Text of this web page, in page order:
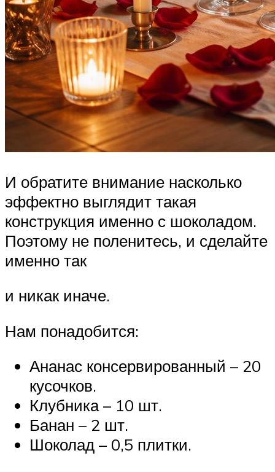
И обратите внимание насколько
эффектно выглядит такая
конструкция именно с шоколадом.
Поэтому не поленитесь, и сделайте
именно так
и никак иначе.
Нам понадобится:
Ананас консервированный – 20
кусочков.
Клубника – 10 шт.
Банан – 2 шт.
Шоколад – 0,5 плитки.